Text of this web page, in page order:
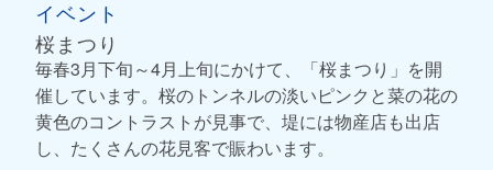
イベント
桜まつり
毎春3月下旬～4月上旬にかけて、「桜まつり」を開
催しています。桜のトンネルの淡いピンクと菜の花の
黄色のコントラストが見事で、堤には物産店も出店
し、たくさんの花見客で賑わいます。